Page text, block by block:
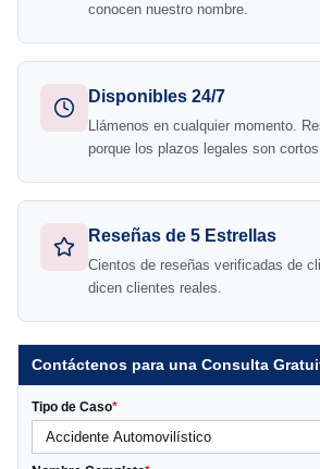
conocen nuestro nombre.
Disponibles 24/7
Llámenos en cualquier momento.
porque los plazos legales son
Reseñas de 5 Estrellas
Cientos de reseñas verificadas de
dicen clientes reales.
Contáctenos para una Consulta
Tipo de Caso*